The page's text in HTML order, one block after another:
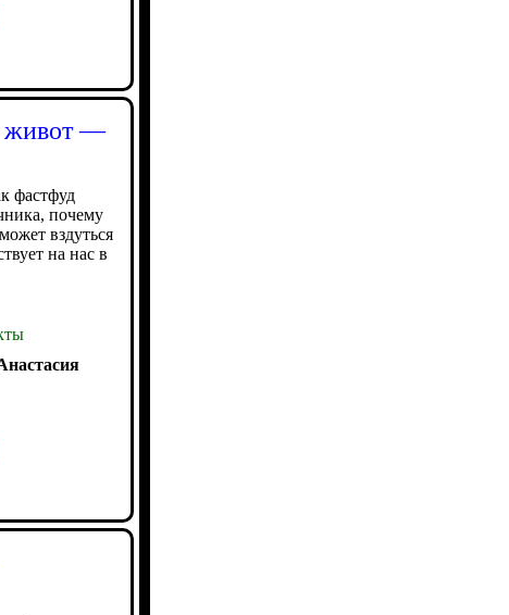
живот —
фастфуд
почему
вздуться
на нас в